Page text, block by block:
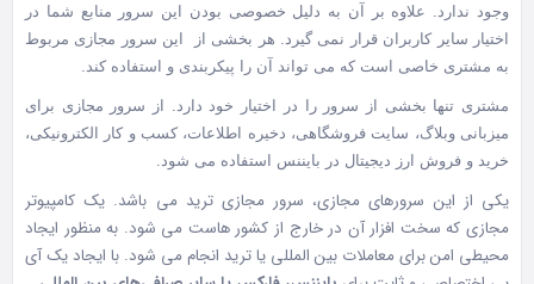
وجود ندارد. علاوه بر آن به دلیل خصوصی بودن این سرور منابع شما در
اختیار سایر کاربران قرار نمی گیرد. هر بخشی از این سرور مجازی مربوط
به مشتری خاصی است که می تواند آن را پیکربندی و استفاده کند.
مشتری تنها بخشی از سرور را در اختیار خود دارد. از سرور مجازی برای
میزبانی وبلاگ، سایت فروشگاهی، دخیره اطلاعات، کسب و کار الکترونیکی،
خرید و فروش ارز دیجیتال در بایننس استفاده می شود.
یکی از این سرورهای مجازی، سرور مجازی ترید می باشد. یک کامپیوتر
مجازی که سخت افزار آن در خارج از کشور هاست می شود. به منظور ایجاد
محیطی امن برای معاملات بین المللی یا ترید انجام می شود. با ایجاد یک آی